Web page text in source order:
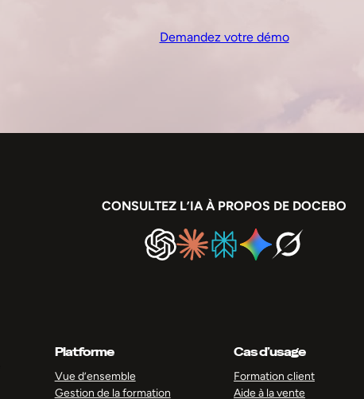
Demandez votre démo
CONSULTEZ L’IA À PROPOS DE DOCEBO
Platforme
Vue d’ensemble
Gestion de la formation
Cas d’usage
Formation client
Aide à la vente